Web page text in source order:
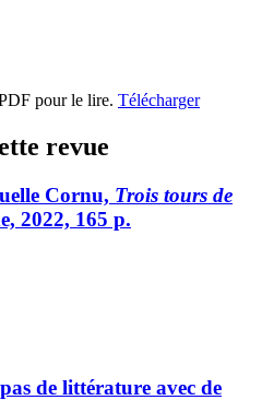
pour le lire. Télécharger
revue
Cornu, Trois tours de
2022, 165 p.
de littérature avec de